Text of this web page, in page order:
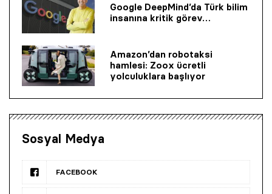
Google DeepMind’da Türk bilim
insanına kritik görev…
Amazon’dan robotaksi
hamlesi: Zoox ücretli
yolculuklara başlıyor
Sosyal Medya
FACEBOOK